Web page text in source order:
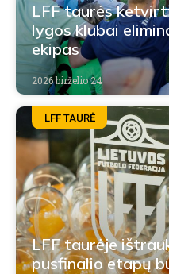
LFF taurės
lygos klubai
ekipas
2026 birželio 24
LFF TAURĖ
LFF taurėje
pusfinalio etapų